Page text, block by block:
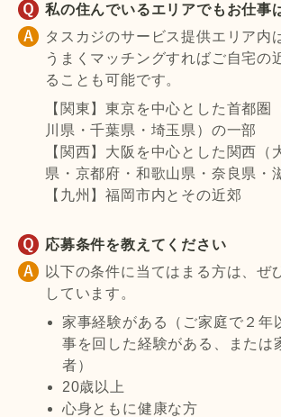
私の住んでいるエリアでもお仕事
タスカジのサービス提供エリア内
うまくマッチングすればご自宅の
ることも可能です。
【関東】東京を中心とした首都圏
川県・千葉県・埼玉県）の一部
【関西】大阪を中心とした関西（
県・京都府・和歌山県・奈良県・
【九州】福岡市内とその近郊
応募条件を教えてください
以下の条件に当てはまる方は、ぜ
しています。
家事経験がある（ご家庭で２年
事を回した経験がある、または
者）
20歳以上
心身ともに健康な方